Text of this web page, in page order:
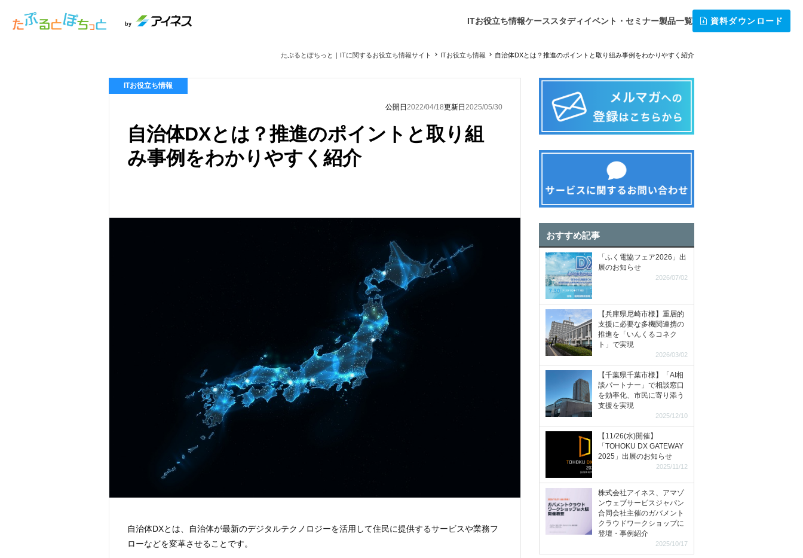
by ITお役立ち情報ケーススタディイベント・セミナー製品一覧 資料ダウンロード
たぷるとぽちっと｜ITに関するお役立ち情報サイト ITお役立ち情報 自治体DXとは？推進のポイントと取り組み事例をわかりやすく紹介
ITお役立ち情報
公開日 2022/04/18更新日 2025/05/30
自治体DXとは？推進のポイントと取り組
み事例をわかりやすく紹介
自治体DXとは、自治体が最新のデジタルテクノロジーを活用して住民に提供するサービスや業務フ
ローなどを変革させることです。
おすすめ記事
「ふく電協フェア2026」出
展のお知らせ
2026/07/02
【兵庫県尼崎市様】重層的
支援に必要な多機関連携の
推進を「いんくるコネク
ト」で実現
2026/03/02
【千葉県千葉市様】「AI相
談パートナー」で相談窓口
を効率化、市民に寄り添う
支援を実現
2025/12/10
【11/26(水)開催】
「TOHOKU DX GATEWAY
2025」出展のお知らせ
2025/11/12
株式会社アイネス、アマゾ
ンウェブサービスジャパン
合同会社主催のガバメント
クラウドワークショップに
登壇・事例紹介
2025/10/17